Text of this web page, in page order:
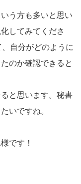
う方も多いと思い
してみてくださ
自分がどのように
のか確認できると
と思います。秘書
いですね。
です！